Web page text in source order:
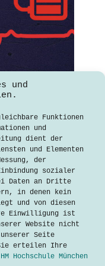
und
Funktionen
und
dient der
und Elementen
der
sozialer
Daten an Dritte
in denen kein
und von diesen
Einwilligung ist
Website nicht
Seite
erteilen Ihre
HM Hochschule München
meisten
Ziel
Ausbau von
sicher,